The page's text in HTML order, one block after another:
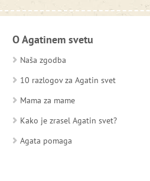
O Agatinem svetu
Naša zgodba
10 razlogov za Agatin svet
Mama za mame
Kako je zrasel Agatin svet?
Agata pomaga